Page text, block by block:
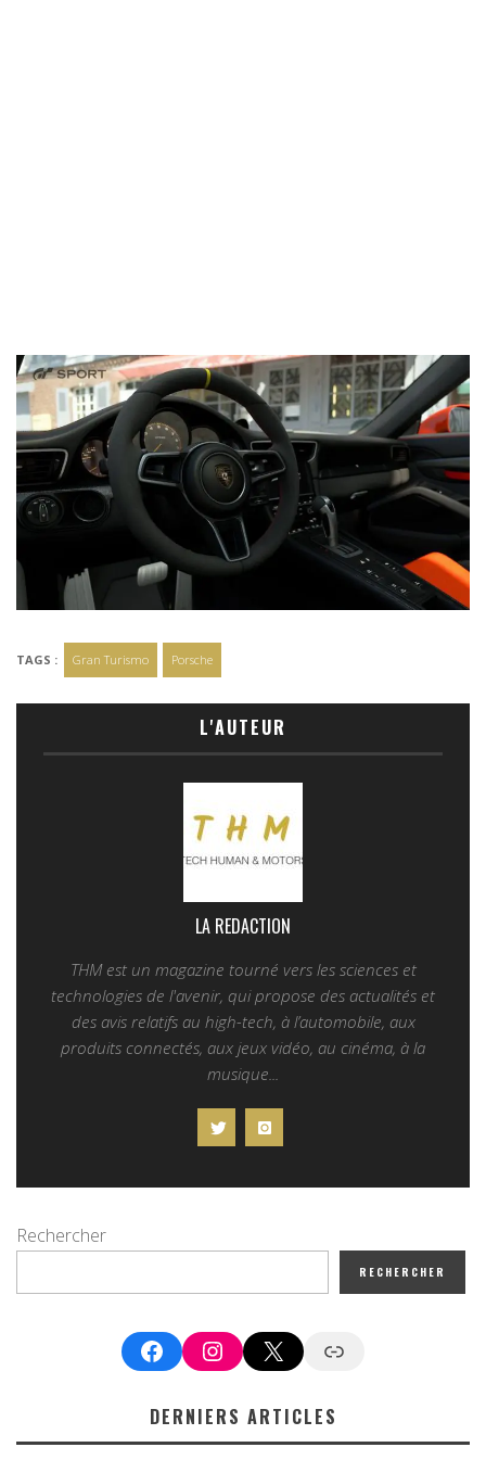
TAGS : Gran Turismo Porsche
L'AUTEUR
LA REDACTION
THM est un magazine tourné vers les sciences et
technologies de l'avenir, qui propose des actualités et
des avis relatifs au high-tech, à l’automobile, aux
produits connectés, aux jeux vidéo, au cinéma, à la
musique...
Rechercher
RECHERCHER
FacebookInstagram
X Google News
DERNIERS ARTICLES